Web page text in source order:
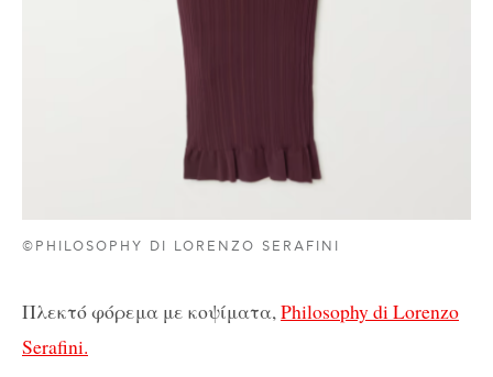
©PHILOSOPHY DI LORENZO SERAFINI
Πλεκτό φόρεμα με κοψίματα,Philosophy di Lorenzo
Serafini.